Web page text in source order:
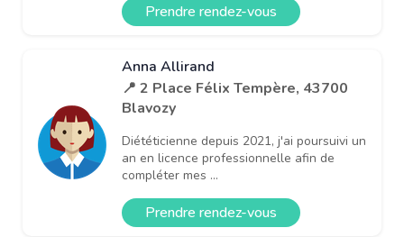
Prendre rendez-vous
Anna Allirand
📍 2 Place Félix Tempère, 43700
Blavozy
Diététicienne depuis 2021, j'ai poursuivi un
an en licence professionnelle afin de
compléter mes ...
Prendre rendez-vous